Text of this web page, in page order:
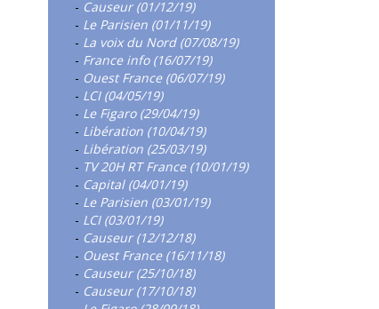
- Causeur (01/12/19)
- Le Parisien (01/11/19)
- La voix du Nord (07/08/19)
- France info (16/07/19)
- Ouest France (06/07/19)
- LCI (04/05/19)
- Le Figaro (29/04/19)
- Libération (10/04/19)
- Libération (25/03/19)
- TV 20H RT France (10/01/19)
- Capital (04/01/19)
- Le Parisien (03/01/19)
- LCI (03/01/19)
- Causeur (12/12/18)
- Ouest France (16/11/18)
- Causeur (25/10/18)
- Causeur (17/10/18)